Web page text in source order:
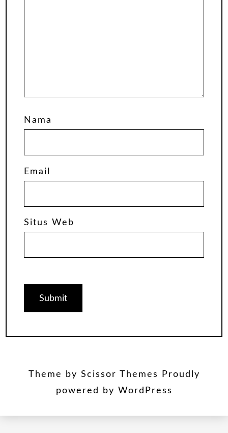
Nama
Email
Situs Web
Theme by Scissor Themes
Proudly
powered by WordPress